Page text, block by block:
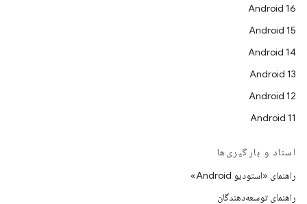
Android 16
Android 15
Android 14
Android 13
Android 12
Android 11
اسناد و بارگیری‌ها
راهنمای «استودیو Android»
راهنمای توسعه‌دهندگان